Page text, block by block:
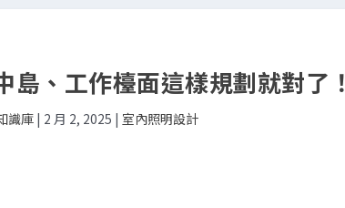
、工作檯面這樣規劃就對了！
識庫 | 2 月 2, 2025 | 室內照明設計